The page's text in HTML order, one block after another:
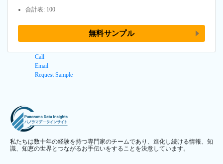
合計表: 100
無料サンプル
Call
Email
Request Sample
私たちは数十年の経験を持つ専門家のチームであり、進化し続ける情報、知
識、知恵の世界とつながるお手伝いをすることを決意しています。